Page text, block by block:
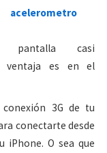
pantalla casi
ventaja es en el
3G de tu
conectarte desde
iPhone. O sea que